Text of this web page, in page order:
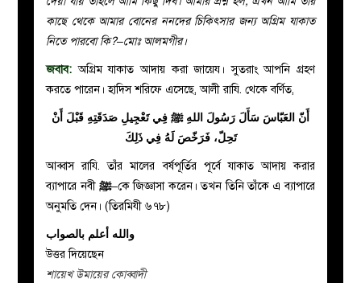
কাছে থেকে আমার বোনের ননদের চিকিৎসার জন্য অগ্রিম যাকাত
নিতে পারবো কি?–মোঃ আলমগীর।
জবাব: অগ্রিম যাকাত আদায় করা জায়েয। সুতরাং আপনি গ্রহণ
করতে পারেন। হাদিস শরিফে এসেছে,আলী রাযি. থেকে বর্ণিত,
أَنّ العَبّاسَ سَأَلَ رَسُولَ اللهِ ﷺ فِي تَعْجِيلِ صَدَقَتِهِ قَبْلَ أَنْ
تَحِلّ، فَرَخّصَ لَهُ فِي ذَلِكَ
আব্বাস রাযি. তাঁর মালের বর্ষপূর্তির পূর্বে যাকাত আদায় করার
ব্যাপারে নবীﷺ–কে জিজ্ঞাসা করেন। তখন তিনি তাঁকে এ ব্যাপারে
অনুমতি দেন। (তিরমিযী ৬৭৮)
والله أعلم بالصواب
উত্তর দিয়েছেন
শায়েখ উমায়ের কোব্বাদী